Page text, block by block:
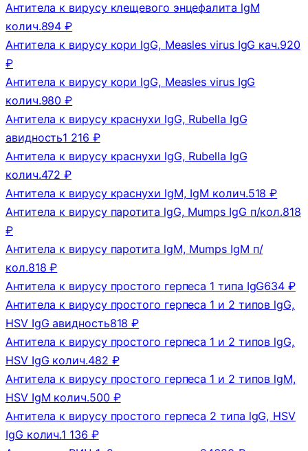
Антитела к вирусу клещевого энцефалита lgM
колич.894 ₽
Антитела к вирусу кори lgG, Measles virus IgG кач.920
₽
Антитела к вирусу кори lgG, Measles virus IgG
колич.980 ₽
Антитела к вирусу краснухи lgG, Rubella IgG
авидность1 216 ₽
Антитела к вирусу краснухи lgG, Rubella IgG
колич.472 ₽
Антитела к вирусу краснухи lgM, IgM колич.518 ₽
Антитела к вирусу паротита lgG, Mumps IgG п/кол.818
₽
Антитела к вирусу паротита lgM, Mumps IgM п/
кол.818 ₽
Антитела к вирусу простого герпеса 1 типа IgG634 ₽
Антитела к вирусу простого герпеса 1 и 2 типов lgG,
HSV IgG авидность818 ₽
Антитела к вирусу простого герпеса 1 и 2 типов lgG,
HSV IgG колич.482 ₽
Антитела к вирусу простого герпеса 1 и 2 типов lgM,
HSV IgM колич.500 ₽
Антитела к вирусу простого герпеса 2 типа lgG, HSV
IgG колич.1 136 ₽